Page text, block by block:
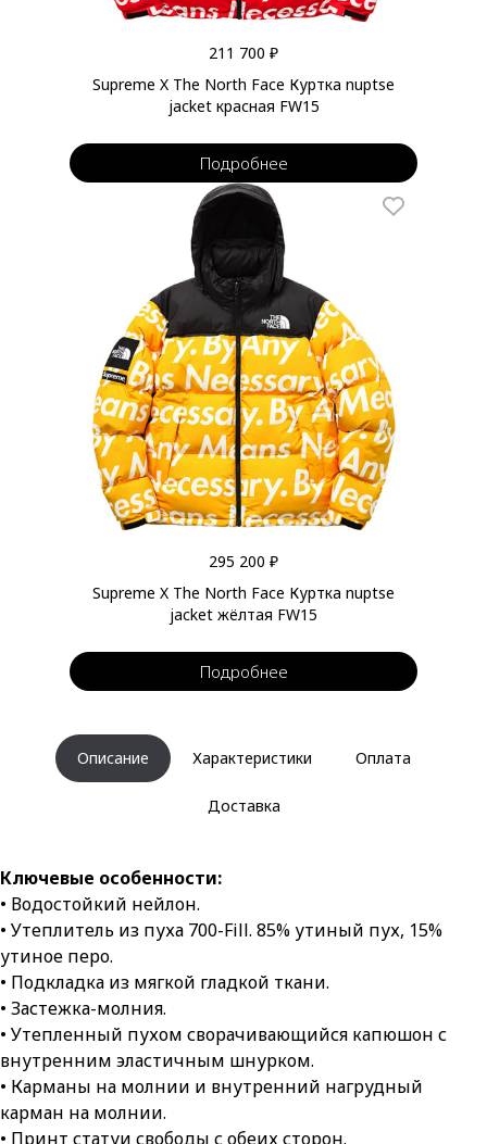
211 700 ₽
Supreme X The North Face Куртка nuptse
jacket красная FW15
Подробнее
295 200 ₽
Supreme X The North Face Куртка nuptse
jacket жёлтая FW15
Подробнее
Описание Характеристики Оплата
Доставка
Ключевые особенности:
• Водостойкий нейлон.
• Утеплитель из пуха 700-Fill. 85% утиный пух, 15%
утиное перо.
• Подкладка из мягкой гладкой ткани.
• Застежка-молния.
• Утепленный пухом сворачивающийся капюшон с
внутренним эластичным шнурком.
• Карманы на молнии и внутренний нагрудный
карман на молнии.
• Принт статуи свободы с обеих сторон.